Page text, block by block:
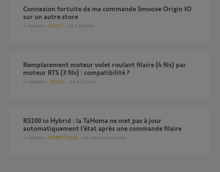
Connexion fortuite de ma commande Smoove Origin IO
sur un autre store
1 réponse VOLET il y a 26 jours
Remplacement moteur volet roulant filaire (4 fils) par
moteur RTS (3 fils) : compatibilité ?
4 réponses VOLET il y a 12 jours
RS100 io Hybrid : la TaHoma ne met pas à jour
automatiquement l’état après une commande filaire
1 réponse DOMOTIQUE il y a environ un mois